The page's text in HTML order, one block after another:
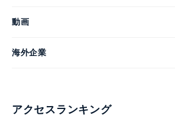
動画
海外企業
アクセスランキング